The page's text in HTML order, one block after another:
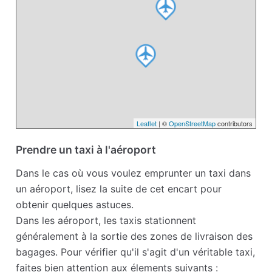
Leaflet| ©OpenStreetMapcontributors
Prendre un taxi à l'aéroport
Dans le cas où vous voulez emprunter un taxi dans
un aéroport, lisez la suite de cet encart pour
obtenir quelques astuces.
Dans les aéroport, les taxis stationnent
généralement à la sortie des zones de livraison des
bagages. Pour vérifier qu'il s'agit d'un véritable taxi,
faites bien attention aux élements suivants :